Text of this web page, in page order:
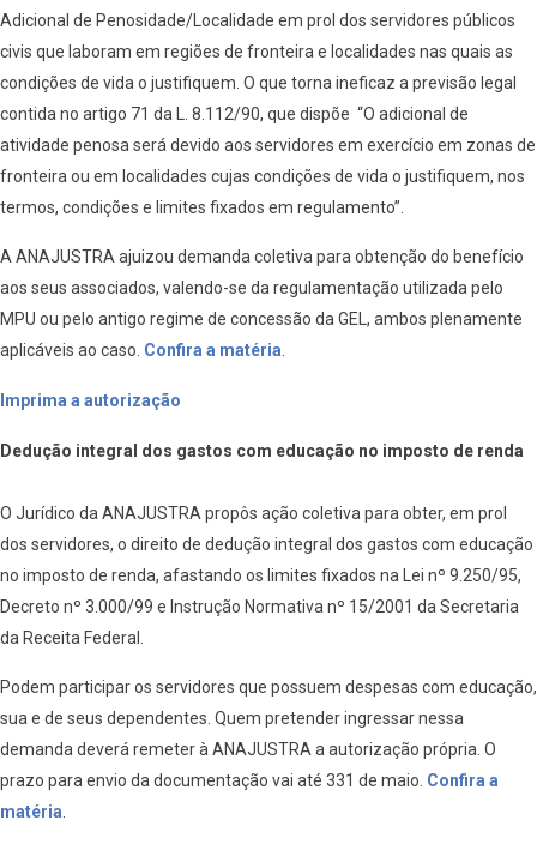
Adicional de Penosidade/Localidade em prol dos servidores públicos
civis que laboram em regiões de fronteira e localidades nas quais as
condições de vida o justifiquem. O que torna ineficaz a previsão legal
contida no artigo 71 da L. 8.112/90, que dispõe “O adicional de
atividade penosa será devido aos servidores em exercício em zonas de
fronteira ou em localidades cujas condições de vida o justifiquem, nos
termos, condições e limites fixados em regulamento”.
A ANAJUSTRA ajuizou demanda coletiva para obtenção do benefício
aos seus associados, valendo-se da regulamentação utilizada pelo
MPU ou pelo antigo regime de concessão da GEL, ambos plenamente
aplicáveis ao caso. Confira a matéria.
Imprima a autorização
Dedução integral dos gastos com educação no imposto de renda
O Jurídico da ANAJUSTRA propôs ação coletiva para obter, em prol
dos servidores, o direito de dedução integral dos gastos com educação
no imposto de renda, afastando os limites fixados na Lei nº 9.250/95,
Decreto nº 3.000/99 e Instrução Normativa nº 15/2001 da Secretaria
da Receita Federal.
Podem participar os servidores que possuem despesas com educação,
sua e de seus dependentes. Quem pretender ingressar nessa
demanda deverá remeter à ANAJUSTRA a autorização própria. O
prazo para envio da documentação vai até 331 de maio. Confira a
matéria